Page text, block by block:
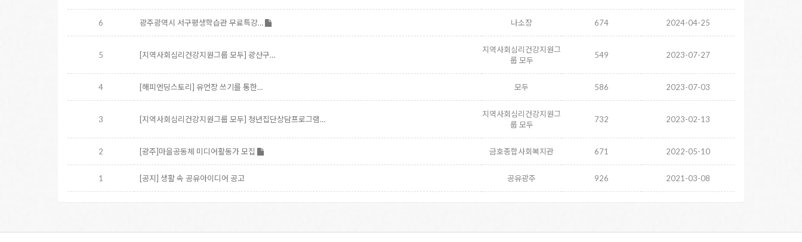
6 광주광역시 서구평생학습관 무료특강… 나소장 674 2024-04-25
5 [지역사회심리건강지원그룹 모두] 광산구…
지역사회심리건강지원그
룹 모두
549 2023-07-27
4 [해피엔딩스토리] 유언장 쓰기를 통한… 모두 586 2023-07-03
3 [지역사회심리건강지원그룹 모두] 청년집단상담프로그램…
지역사회심리건강지원그
룹 모두
732 2023-02-13
2 [광주]마을공동체 미디어활동가 모집 금호종합사회복지관 671 2022-05-10
1 [공지] 생활 속 공유아이디어 공고 공유광주 926 2021-03-08